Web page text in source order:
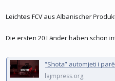
Leichtes FCV aus Albanischer
Die ersten 20 Länder haben schon
“Shota” automjeti i parë i
lajmpress.org